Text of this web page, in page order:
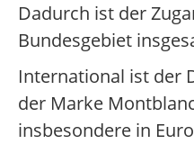
Dadurch ist der
Bundesgebiet
International ist der
der Marke
insbesondere in